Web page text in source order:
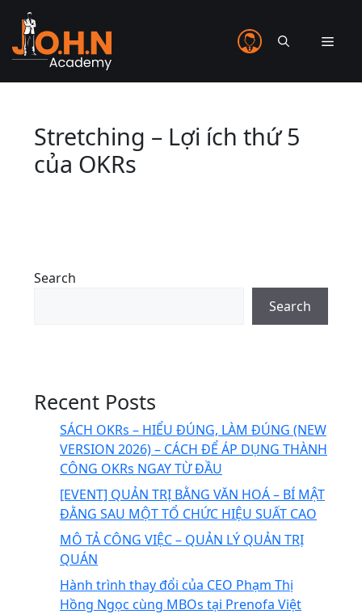
Stretching – Lợi ích thứ 5
của OKRs
Search
Search
Recent Posts
SÁCH OKRs – HIỂU ĐÚNG, LÀM ĐÚNG (NEW
VERSION 2026) – CÁCH ĐỂ ÁP DỤNG THÀNH
CÔNG OKRs NGAY TỪ ĐẦU
[EVENT] QUẢN TRỊ BẰNG VĂN HOÁ – BÍ MẬT
ĐẰNG SAU MỘT TỔ CHỨC HIỆU SUẤT CAO
MÔ TẢ CÔNG VIỆC – QUẢN LÝ QUẢN TRỊ
QUÁN
Hành trình thay đổi của CEO Phạm Thị
Hồng Ngọc cùng MBOs tại Prenofa Việt